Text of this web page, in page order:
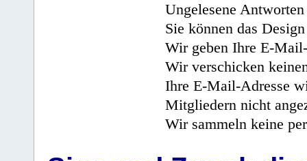
Ungelesene
Sie können das
Wir geben Ihre E-
Wir verschicken
Ihre E-Mail-Adresse
Mitgliedern nicht
Wir sammeln keine